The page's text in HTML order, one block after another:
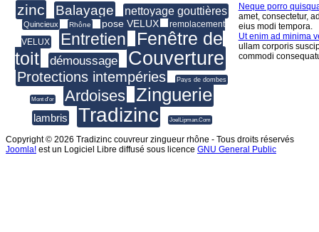
zinc Balayage nettoyage gouttières
Quincieux Rhône pose VELUX
remplacement
VELUX
Entretien
Fenêtre de
toit
démoussage Couverture
Protections intempéries Pays de dombes
Mont d'or Ardoises Zinguerie
lambris Tradizinc JoelLipman.Com
Neque porro
amet, consectetur,
eius modi tempora.
Ut enim ad minima
ullam corporis
commodi
Copyright © 2026 Tradizinc couvreur zingueur rhône - Tous droits réservés
Joomla! est un Logiciel Libre diffusé sous licence GNU General Public